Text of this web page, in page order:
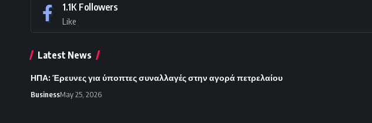
1.1K Followers
Like
Latest News
ΗΠΑ: Έρευνες για ύποπτες συναλλαγές στην αγορά πετρελαίου
BusinessMay 25, 2026